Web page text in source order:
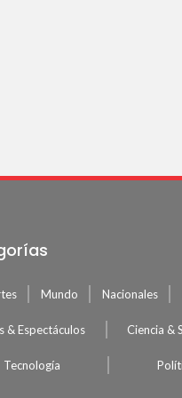
Mundo Nacionales
& Espectáculos Ciencia &
Tecnología